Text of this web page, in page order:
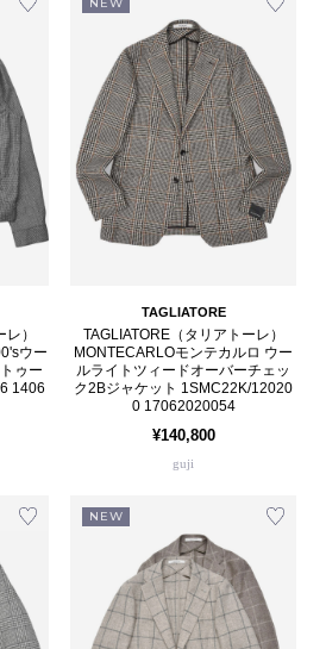
）
ウー
ゥー
1406
TAGLIATORE
TAGLIATORE（タリアトーレ）
MONTECARLOモンテカルロ ウー
ルライトツィードオーバーチェッ
ク2Bジャケット 1SMC22K/12020
0 17062020054
¥140,800
guji
NEW